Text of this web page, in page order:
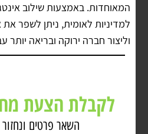
המאוחדות. באמצעות שילוב
למדיניות לאומית, ניתן לשפר את
וליצור חברה ירוקה ובריאה יותר
לקבלת הצעת
השאר פרטים ונחזור